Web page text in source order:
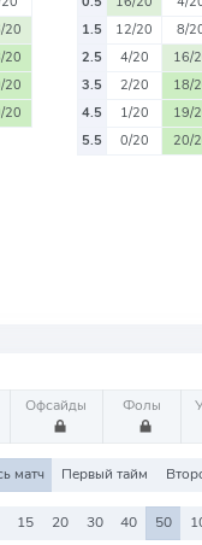
20
20
20
20
1.5
12/20
8/
2.5
4/20
16/
3.5
2/20
18/
4.5
1/20
19/
5.5
0/20 20/
Офсайды Фолы
матч Первый тайм
15 20 30 40 50